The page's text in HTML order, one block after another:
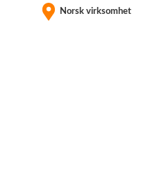
Norsk virksomhet